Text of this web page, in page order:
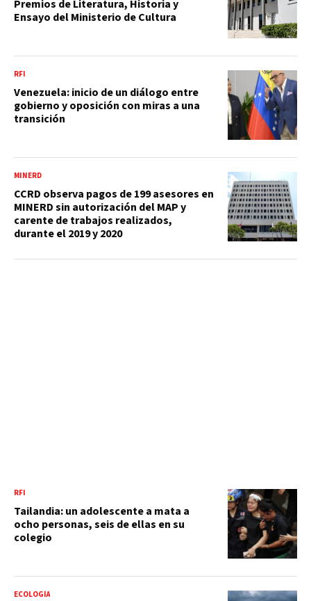
Premios de Literatura, Historia y
Ensayo del Ministerio de Cultura
RFI
Venezuela: inicio de un diálogo entre
gobierno y oposición con miras a una
transición
MINERD
CCRD observa pagos de 199 asesores en
MINERD sin autorización del MAP y
carente de trabajos realizados,
durante el 2019 y 2020
RFI
Tailandia: un adolescente a mata a
ocho personas, seis de ellas en su
colegio
ECOLOGÍA